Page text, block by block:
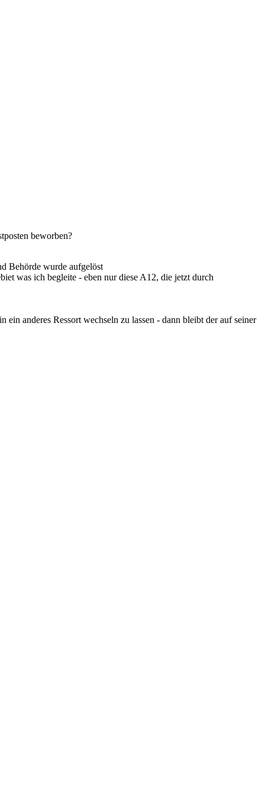
beworben?
Behörde wurde aufgelöst
was ich begleite - eben nur diese A12, die jetzt durch
anderes Ressort wechseln zu lassen - dann bleibt der auf seiner